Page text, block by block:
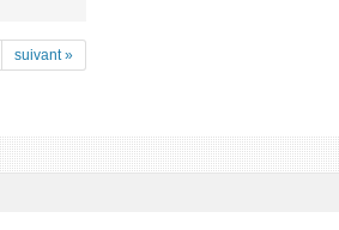
suivant »